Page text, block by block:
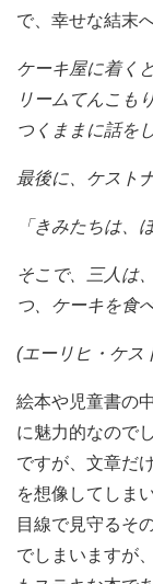
で、幸せな結末
ケーキ屋に着く
リームてんこも
つくままに話をし
最後に、ケスト
「きみたちは、
そこで、三人は
つ、ケーキを食べ
(エーリヒ・ケス
絵本や児童書の
に魅力的なので
ですが、文章だ
を想像してしま
目線で見守るそ
でしまいますが